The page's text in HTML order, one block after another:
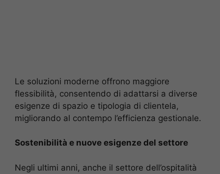
Le soluzioni moderne offrono maggiore
flessibilità, consentendo di adattarsi a diverse
esigenze di spazio e tipologia di clientela,
migliorando al contempo l’efficienza gestionale.
Sostenibilità e nuove esigenze del settore
Negli ultimi anni, anche il settore dell’ospitalità